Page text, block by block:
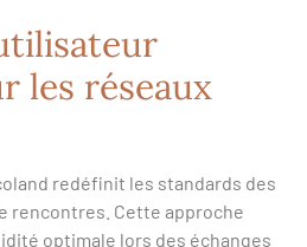
les réseaux
redéfinit les standards des
rencontres. Cette approche
optimale lors des échanges